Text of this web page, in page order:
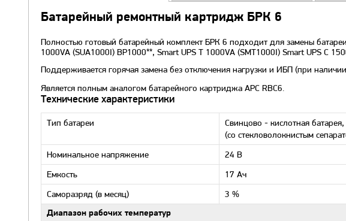
Батарейный ремонтный картридж БРК 6
Полностью готовый батарейный комплект БРК 6 подходит для замены
1000VA (SUA1000I) BP1000**, Smart UPS T 1000VA (SMT1000I) Smart UPS С
Поддерживается горячая замена без отключения нагрузки и ИБП (при
Является полным аналогом батарейного картриджа APC RBC6.
Технические характеристики
Тип батареи
Свинцово - кислотная
(со стекловолокнистым
Номинальное напряжение
24 В
Емкость
17 Ач
Саморазряд (в месяц)
3 %
Диапазон рабочих температур